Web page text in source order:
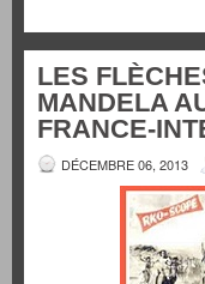
LES
MANDELA
FRANCE-
DÉCEMBRE 06, 2013